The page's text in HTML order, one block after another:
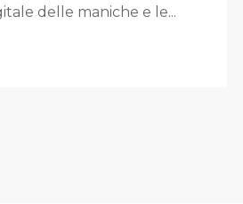
delle maniche e le...